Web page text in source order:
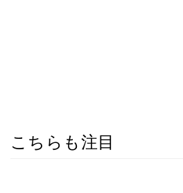
こちらも注目